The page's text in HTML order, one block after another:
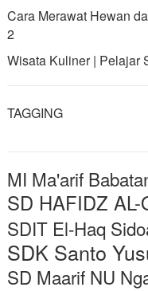
Cara Merawat Hewan
2
Wisata Kuliner | Pelajar
TAGGING
MI Ma'arif
SD HAFIDZ AL-
SDIT El-Haq
SDK Santo
SD Maarif NU